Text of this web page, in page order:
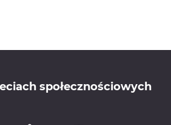
społecznościowych